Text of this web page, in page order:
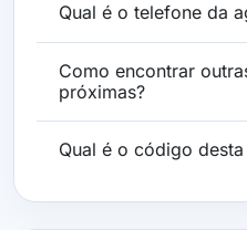
Qual é o telefone da
Como encontrar
próximas?
Qual é o código